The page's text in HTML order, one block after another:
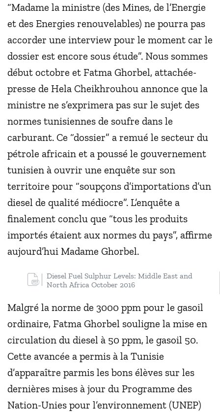
“Madame la ministre (des Mines, de l’Energie
et des Energies renouvelables) ne pourra pas
accorder une interview pour le moment car le
dossier est encore sous étude”. Nous sommes
début octobre et Fatma Ghorbel, attachée-
presse de Hela Cheikhrouhou annonce que la
ministre ne s’exprimera pas sur le sujet des
normes tunisiennes de soufre dans le
carburant. Ce “dossier” a remué le secteur du
pétrole africain et a poussé le gouvernement
tunisien à ouvrir une enquête sur son
territoire pour “soupçons d’importations d’un
diesel de qualité médiocre”. L’enquête a
finalement conclu que “tous les produits
importés étaient aux normes du pays”, affirme
aujourd’hui Madame Ghorbel.
Diesel Fuel Sulphur Levels: Middle East and
North Africa October 2016
Malgré la norme de 3000 ppm pour le gasoil
ordinaire, Fatma Ghorbel souligne la mise en
circulation du diesel à 50 ppm, le gasoil 50.
Cette avancée a permis à la Tunisie
d’apparaître parmis les bons élèves sur les
dernières mises à jour du Programme des
Nation-Unies pour l’environnement (UNEP)